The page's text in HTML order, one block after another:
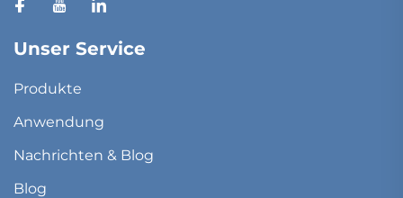
Unser Service
Produkte
Anwendung
Nachrichten & Blog
Blog